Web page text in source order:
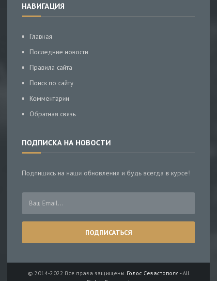
НАВИГАЦИЯ
Главная
Последние новости
Правила сайта
Поиск по сайту
Комментарии
Обратная связь
ПОДПИСКА НА НОВОСТИ
Подпишись на наши обновления и будь всегда в курсе!
© 2014-2022 Все права защищены. Голос Севастополя - All